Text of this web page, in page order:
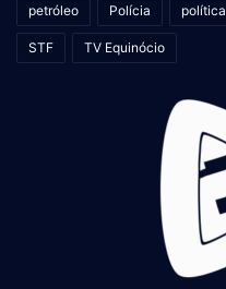
petróleo Polícia política
STF TV Equinócio